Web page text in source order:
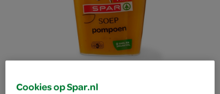
Cookies op Spar.nl